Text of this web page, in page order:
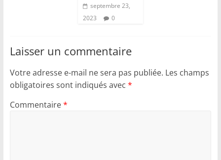
septembre 23,
2023
0
Laisser un commentaire
Votre adresse e-mail ne sera pas publiée. Les champs
obligatoires sont indiqués avec *
Commentaire*